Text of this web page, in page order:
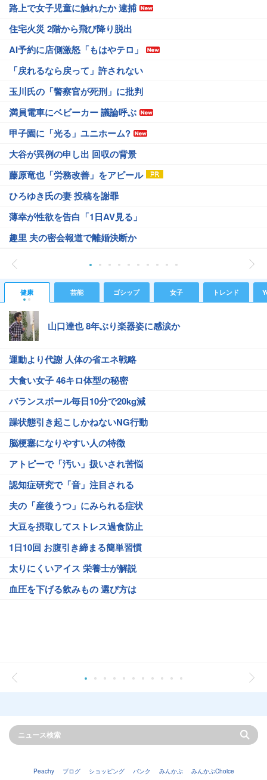
路上で女子児童に触れたか 逮捕
住宅火災 2階から飛び降り脱出
AI予約に店側激怒「もはやテロ」
「戻れるなら戻って」許されない
玉川氏の「警察官が死刑」に批判
満員電車にベビーカー 議論呼ぶ
甲子園に「光る」ユニホーム?
大谷が異例の申し出 回収の背景
藤原竜也「労務改善」をアピール
ひろゆき氏の妻 投稿を謝罪
薄幸が性欲を告白「1日AV見る」
趣里 夫の密会報道で離婚決断か
健康 芸能 ゴシップ 女子 トレンド
山口達也 8年ぶり楽器姿に感涙か
運動より代謝 人体の省エネ戦略
大食い女子 46キロ体型の秘密
バランスボール毎日10分で20kg減
躁状態引き起こしかねないNG行動
脳梗塞になりやすい人の特徴
アトピーで「汚い」扱いされ苦悩
認知症研究で「音」注目される
夫の「産後うつ」にみられる症状
大豆を摂取してストレス過食防止
1日10回 お腹引き締まる簡単習慣
太りにくいアイス 栄養士が解説
血圧を下げる飲みもの 選び方は
Peachy ブログ ショッピング バンク みんかぶ みんかぶChoice